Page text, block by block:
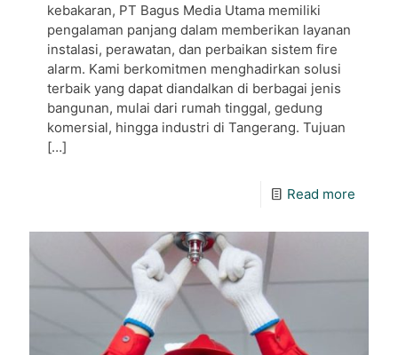
kebakaran, PT Bagus Media Utama memiliki
pengalaman panjang dalam memberikan layanan
instalasi, perawatan, dan perbaikan sistem fire
alarm. Kami berkomitmen menghadirkan solusi
terbaik yang dapat diandalkan di berbagai jenis
bangunan, mulai dari rumah tinggal, gedung
komersial, hingga industri di Tangerang. Tujuan
[…]
Read more